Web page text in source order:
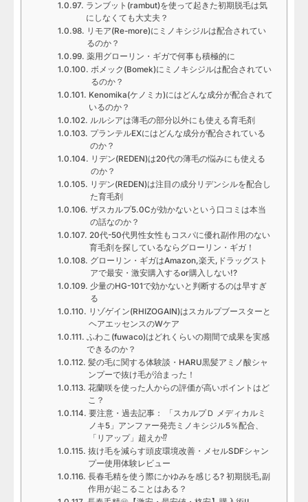
ランブット(rambut)を使って起きた初期脱毛は気
にしなくても大丈夫？
リモア(Re-more)にミノキシジルは配合されてい
るのか？
薬用グローリン・ギガで何事も積極的に
ボメック(Bomek)にミノキシジルは配合されてい
るのか？
Kenomika(ケノミカ)にはどんな成分が配合されて
いるのか？
ルルシアは薄毛の部分以外にも使える育毛剤
プランテルEXにはどんな成分が配合されている
のか？
リデン(REDEN)は20代の薄毛の悩みにも使える
のか？
リデン(REDEN)は注目の成分リデンシルを配合し
た育毛剤
ザスカルプ5.0Cが効かないという口コミは本当
の話なのか？
20代-50代男性女性もコスパに優れ副作用のない
育毛剤を探しているならグローリン・ギガ！
グローリン・ギガはAmazon,楽天,ドラッグスト
アで最安・激安購入するor購入しない!?
少量のHG-101で効かないと判断するのは早すぎ
る
リゾゲイン(RHIZOGAIN)はスカルプブースターと
ヘアエッセンスのWケア
ふわこ(fuwaco)はどれくらいの期間で成果を実感
できるのか？
髪の毛に関する体験談・HARU黒髪アミノ酸シャ
ンプーで抜け毛が治まった！
花蘭咲を使った人からの評価が高いポイントはど
こ？
要注意・過去記事： 「スカルプＤ メディカルミ
ノキ5」アンファー発売ミノキシジル5％配合、
「リアップ」超えか⁉
抜け毛を減らす頭皮環境改善・メセルSDFシャン
プー使用体験レビュー
長春毛精を使う際にかゆみを感じる? 初期脱毛,副
作用が起こることはある？